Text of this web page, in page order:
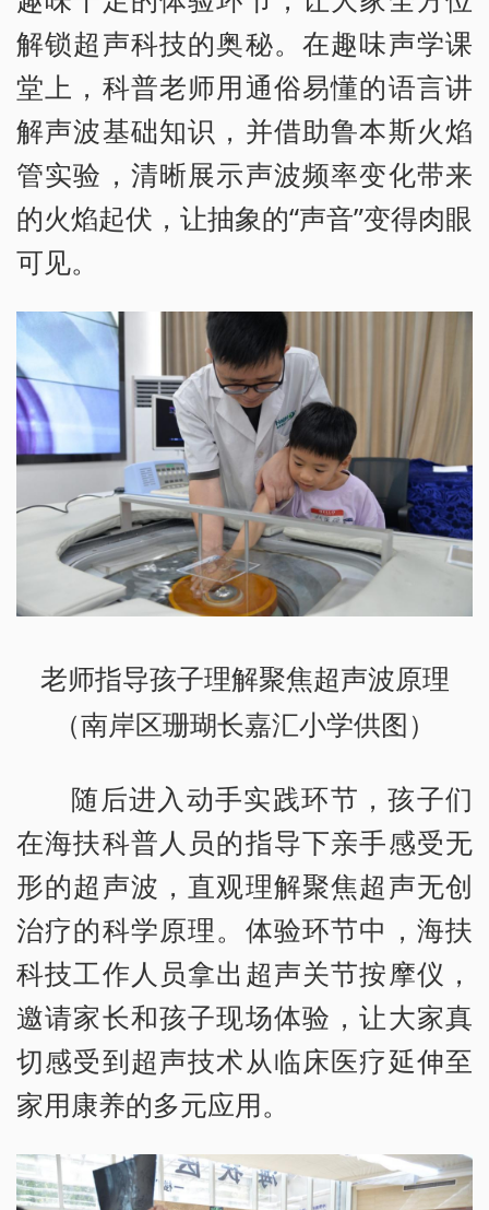
解锁超声科技的奥秘。在趣味声学课
堂上，科普老师用通俗易懂的语言讲
解声波基础知识，并借助鲁本斯火焰
管实验，清晰展示声波频率变化带来
的火焰起伏，让抽象的“声音”变得肉眼
可见。
老师指导孩子理解聚焦超声波原理
（南岸区珊瑚长嘉汇小学供图）
随后进入动手实践环节，孩子们
在海扶科普人员的指导下亲手感受无
形的超声波，直观理解聚焦超声无创
治疗的科学原理。体验环节中，海扶
科技工作人员拿出超声关节按摩仪，
邀请家长和孩子现场体验，让大家真
切感受到超声技术从临床医疗延伸至
家用康养的多元应用。